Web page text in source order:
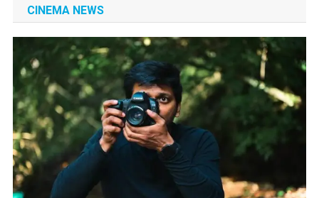
CINEMA NEWS